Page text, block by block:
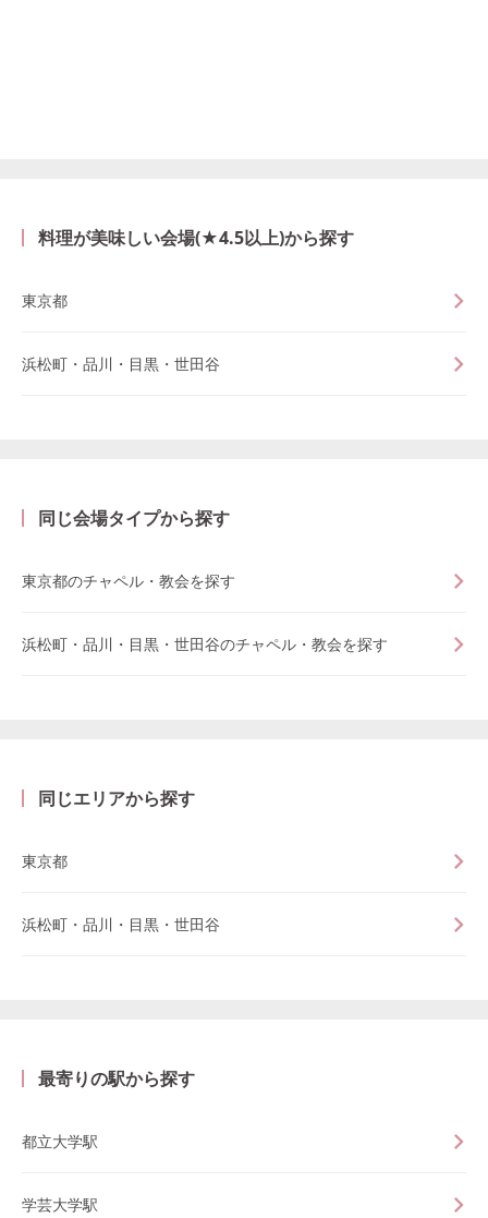
料理が美味しい会場(★4.5以上)から探す
東京都
浜松町・品川・目黒・世田谷
同じ会場タイプから探す
東京都のチャペル・教会を探す
浜松町・品川・目黒・世田谷のチャペル・教会を探す
同じエリアから探す
東京都
浜松町・品川・目黒・世田谷
最寄りの駅から探す
都立大学駅
学芸大学駅